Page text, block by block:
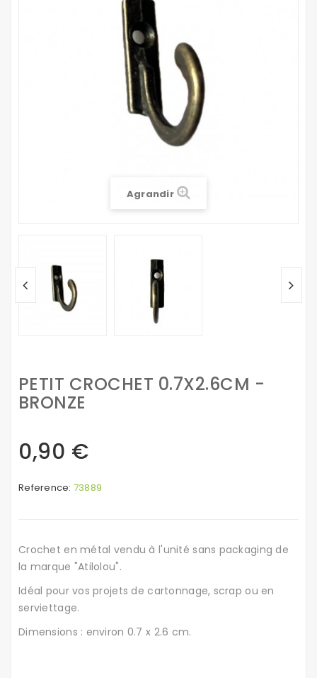
Agrandir
PETIT CROCHET 0.7X2.6CM -
BRONZE
0,90 €
Reference: 73889
Crochet en métal vendu à l'unité sans packaging de
la marque "Atilolou".
Idéal pour vos projets de cartonnage, scrap ou en
serviettage.
Dimensions : environ 0.7 x 2.6 cm.